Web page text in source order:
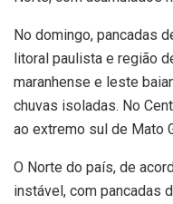
No domingo, pancadas
litoral paulista e região
maranhense e leste
chuvas isoladas. No
ao extremo sul de Mato
O Norte do país, de
instável, com pancadas